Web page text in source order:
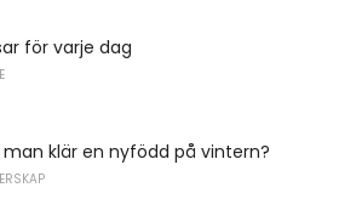
för varje dag
man klär en nyfödd på vintern?